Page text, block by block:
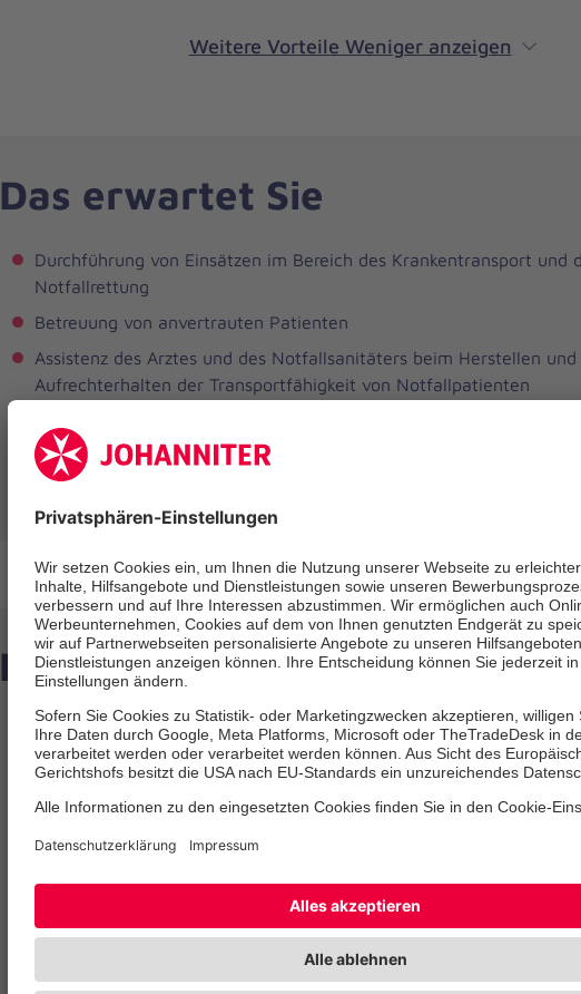
Weitere Vorteile Weniger anzeigen
Das erwartet Sie
Durchführung von Einsätzen im Bereich des Krankentransport und
Notfallrettung
Betreuung von anvertrauten Patienten
Assistenz des Arztes und des Notfallsanitäters beim Herstellen und
Aufrechterhalten der Transportfähigkeit von Notfallpatienten
Dokumentation der geleisteten Einsätze und Erstellung von
Unterlagen
Das zeichnet Sie aus
abgeschlossene Ausbildung zum Rettungssanitäter bzw. zur
Berufserfahrung im Rettungsdienst ist wünschenswert
Bereitschaft zum Schichtdienst
Fahrerlaubnis der Klasse C1, bzw. die Bereitschaft diese zu erlangen
Soziale Kompetenz im Sinne von Kommunikations- und